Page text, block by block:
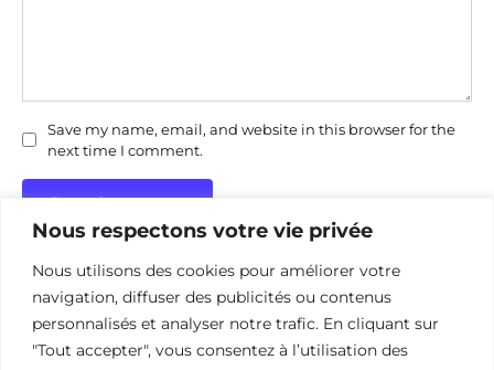
Nous respectons votre vie privée
Nous utilisons des cookies pour améliorer votre
navigation, diffuser des publicités ou contenus
personnalisés et analyser notre trafic. En cliquant sur
"Tout accepter", vous consentez à l’utilisation des
Save my name, email, and website in this browser for the
next time I comment.
Politique de confidentialité